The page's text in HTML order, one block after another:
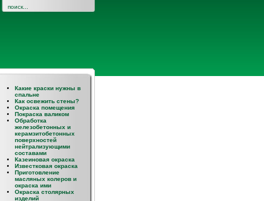
Какие краски нужны в
спальне
Как освежить стены?
Окраска помещения
Покраска валиком
Обработка
железобетонных и
керамзитобетонных
поверхностей
нейтрализующими
составами
Казеиновая окраска
Известковая окраска
Приготовление
масляных колеров и
окраска ими
Окраска столярных
изделий